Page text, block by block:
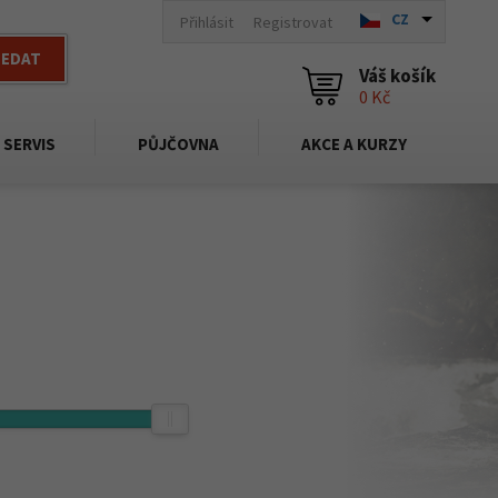
Přihlásit Registrovat CZ
Váš košík
0 Kč
SERVIS PŮJČOVNA AKCE A KURZY